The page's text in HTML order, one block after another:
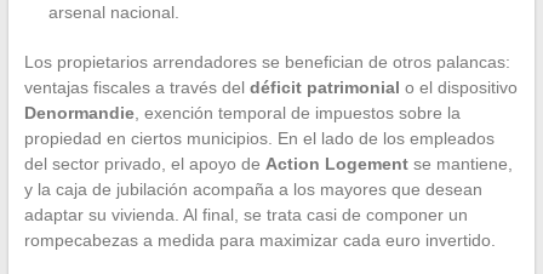
arsenal nacional.
Los propietarios arrendadores se benefician de otros palancas:
ventajas fiscales a través del déficit patrimonial o el dispositivo
Denormandie, exención temporal de impuestos sobre la
propiedad en ciertos municipios. En el lado de los empleados
del sector privado, el apoyo de Action Logementse mantiene,
y la caja de jubilación acompaña a los mayores que desean
adaptar su vivienda. Al final, se trata casi de componer un
rompecabezas a medida para maximizar cada euro invertido.